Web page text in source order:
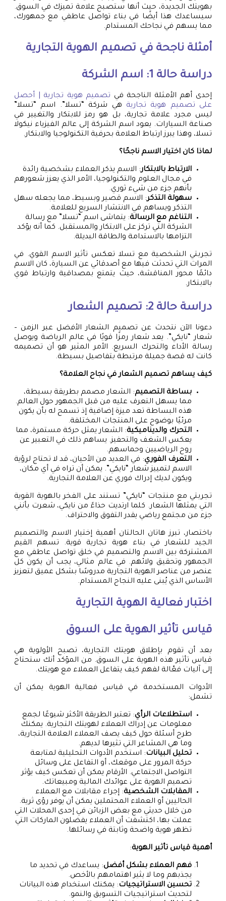
بهويتك الجديدة، حيث أنها ستصبح علامة تميزك في السوق.
سيساعدك هذا أيضًا في بناء تواصل عاطفي مع جمهورك،
مما يسهم في نجاحك المستدام.
أمثلة ناجحة في تصميم الهوية التجارية
دراسة حالة 1: اسم الشركة
إحدى أهم الأمثلة الناجحة في تصميم هوية تجارية | أحصل
على تصميم هوية تجارية هي شركة “تسلا”. اسم “تسلا”
ليس مجرد علامة تجارية، بل هو رمز للابتكار والتغيير في
صناعة السيارات. يعود اسم الشركة إلى عالم الفيزياء نيكولا
تسلا، وهذا يبرز ارتباط العلامة بحرفية التكنولوجيا والابتكار.
لماذا كان اختيار الاسم ناجحًا؟
الارتباط بالابتكار: الاسم يذكر العملاء بشخصية رائدة
في مجال العلوم والتكنولوجيا، الأمر الذي يعزز شعورهم
بأنهم جزء من شيء ثوري.
سهولة التذكر: الاسم قصير وبسيط، مما يجعله سهل
التذكر ويساهم في الانتشار السريع للعلامة.
التناغم مع الرسالة: يتماشى اسم “تسلا” مع رسالة
الشركة التي تركز على الابتكار والمستقبل. كما أنه يؤكد
التزامها بالاستدامة والطاقة البديلة.
تجربتي الشخصية مع تسلا تعكس تأثير الاسم القوي. في
المرات التي تحدثت فيها مع أصدقائي عن السيارة، كان الاسم
دائمًا محور المناقشة، حيث يتمتع بمصداقية وارتباط قوي
بالابتكار.
دراسة حالة 2: تصميم الشعار
دعونا الآن نتحدث عن تصميم الشعار الأفضل عبر الزمن –
شعار “نايكي”. يعد شعار رمزًا قويًا في عالم الرياضة ويوصل
رسالة الأداء والتحرك السريع. الأمر المثير هو أن تصميمه
كانت له قصة جميلة مرتبطة بتفاصيل بسيطة.
كيف يساهم تصميم الشعار في نجاح العلامة؟
بساطة التصميم: الشعار مصمم بطريقة بسيطة،
مما يسهل التعرف عليه من قبل الجمهور حول العالم.
هذه البساطة تعد ميزة إضافية إذ تسمح له بأن يكون
مرئيًا بوضوح على المنتجات المختلفة.
التحرك والديناميكية: الشعار يمثل حركة مستمرة، مما
يعكس الشغف والتحفيز. يساهم ذلك في التعبير عن
روح الرياضيين وحماسهم.
التعرف الفوري: في العديد من الأحيان، قد لا تحتاج لرؤية
الاسم لتمييز شعار “نايكي”. يمكن أن تراه في أي مكان،
ويكون لديك إدراك فوري عن العلامة التجارية.
تجربتي مع منتجات “نايكي” تستند على الفخر بالهوية القوية
التي يمثلها الشعار. كلما ارتديت حذاءً من نايكي، شعرت بأنني
جزء من مجتمع رياضي يقدر التفوق والاحتراف.
باختصار، تبرز هاتان الحالتان أهمية إختيار الاسم والتصميم
الجيد للشعار في بناء هوية تجارية قوية. تسهم القيم
المشتركة بين الاسم والتصميم في خلق تواصل عاطفي مع
الجمهور وتحقيق ولائهم. في عالم مثالي، يجب أن يكون كل
عنصر من عناصر الهوية التجارية مدروسًا بشكل عميق لتعزيز
الأساس الذي يُبنى عليه النجاح المستدام.
اختبار فعالية الهوية التجارية
قياس تأثير الهوية على السوق
بعد أن تقوم بإطلاق هويتك التجارية، تصبح الأولوية هي
قياس تأثير هذه الهوية على السوق. من المؤكد أنك ستحتاج
إلى آليات فعّالة لفهم كيف يتفاعل العملاء مع هويتك.
الأدوات المستخدمة في قياس فعالية الهوية يمكن أن
تشمل:
استطلاعات الرأي: تعتبر الطريقة الأكثر شيوعًا لجمع
معلومات عن إدراك العملاء لهويتك التجارية. يمكنك
طرح أسئلة حول كيف يصف العملاء العلامة التجارية،
وما هي المشاعر التي تثيرها لديهم.
تحليل البيانات: استخدم الأدوات التحليلية لمتابعة
حركة المرور على موقعك، أو التفاعل على وسائل
التواصل الاجتماعي. الأرقام يمكن أن تعكس كيف يؤثر
تصميم الهوية على عوائدك المالية ومبيعاتك.
المقابلات الشخصية: إجراء مقابلات مع العملاء
الحاليين أو العملاء المحتملين يمكن أن يوفر رؤى ثرية.
من خلال حديثي مع بعض الزبائن في إحدى المحلات التي
عملت بها، اكتشفت أن العملاء يفضلون الماركات التي
تظهر هوية واضحة وثابتة في رسائلها.
أهمية قياس تأثير الهوية:
فهم العملاء بشكل أفضل: يساعدك في تحديد ما
يجذبهم وما لا يثير اهتمامهم بالأخص.
تحسين الاستراتيجيات: يمكنك استخدام هذه البيانات
لتحديث استراتيجيات التسويق والنمو.